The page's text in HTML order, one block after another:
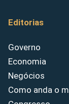
Editorias
Governo
Economia
Negócios
Como anda o